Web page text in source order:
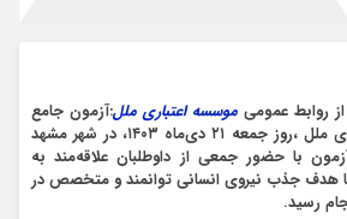
روابط عمومیموسسه اعتباری ملل:آزمون جامع
استخدامی موسسه اعتباری ملل ،روز جمعه ۲۱ دی‌ماه ۱۴۰۳، در شهر مشهد
با حضور جمعی از داوطلبان علاقه‌مند به
هدف جذب نیروی انسانی توانمند و متخصص در
رسید.